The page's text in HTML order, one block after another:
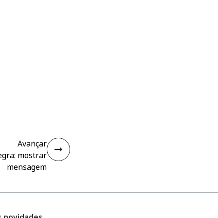
Avançar
mostrar
mensagem